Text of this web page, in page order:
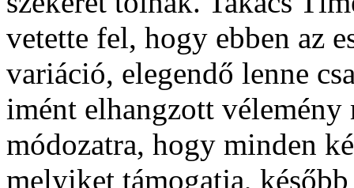
vetette fel, hogy ebben az
variáció, elegendő lenne
imént elhangzott vélemény
módozatra, hogy minden
melyiket támogatja,